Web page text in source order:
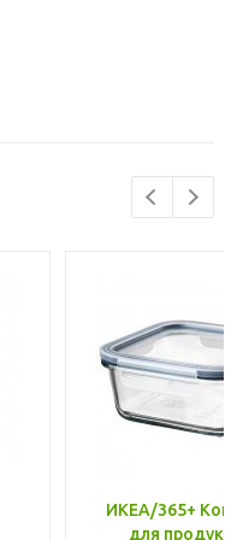
ИКЕА/365+
для